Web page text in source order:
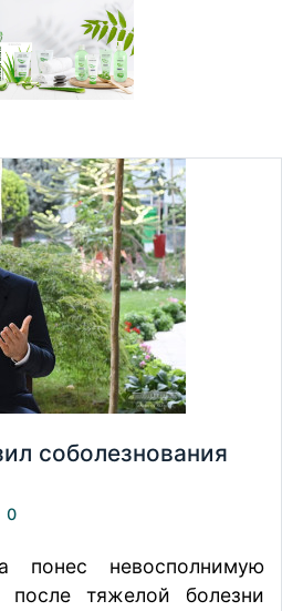
соболезнования
0
понес невосполнимую
после тяжелой болезни